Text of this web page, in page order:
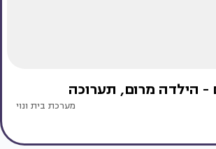
- הילדה מרום, תערוכה
מערכת בית ונוי